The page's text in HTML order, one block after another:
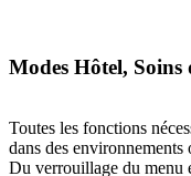
Modes Hôtel, Soins
Toutes les fonctions
dans des
Du verrouillage du menu